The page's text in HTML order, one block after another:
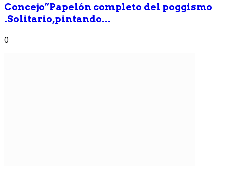
Concejo”Papelón completo del poggismo
.Solitario,pintando...
0